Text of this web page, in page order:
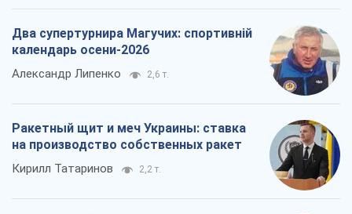
Два супертурнира Магучих: спортивній
календарь осени-2026
Александр Липенко 2,6 т.
Ракетный щит и меч Украины: ставка
на производство собственных ракет
Кирилл Татаринов 2,2 т.